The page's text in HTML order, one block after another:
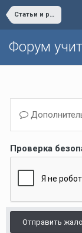
Статьи и разработки учителей (Поурочные планы, дополнительные упражнения и т.д.)/Materials developed by teachers
Форум
Проверка
Отправить